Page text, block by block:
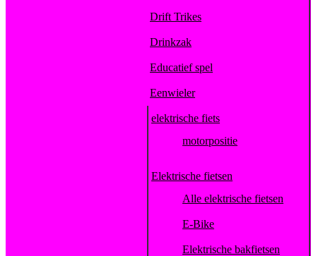
Drift Trikes
Drinkzak
Educatief spel
Eenwieler
elektrische fiets
motorpositie
Elektrische fietsen
Alle elektrische fietsen
E-Bike
Elektrische bakfietsen